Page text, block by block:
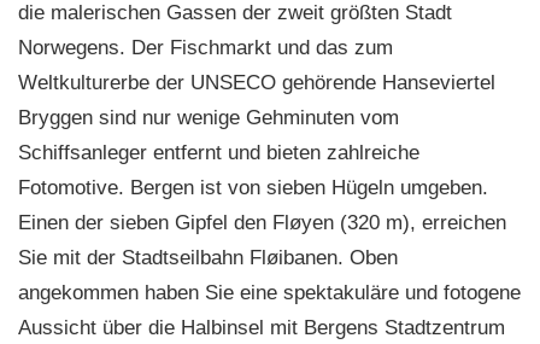
die malerischen Gassen der zweit größten Stadt
Norwegens. Der Fischmarkt und das zum
Weltkulturerbe der UNSECO gehörende Hanseviertel
Bryggen sind nur wenige Gehminuten vom
Schiffsanleger entfernt und bieten zahlreiche
Fotomotive. Bergen ist von sieben Hügeln umgeben.
Einen der sieben Gipfel den Fløyen (320 m), erreichen
Sie mit der Stadtseilbahn Fløibanen. Oben
angekommen haben Sie eine spektakuläre und fotogene
Aussicht über die Halbinsel mit Bergens Stadtzentrum